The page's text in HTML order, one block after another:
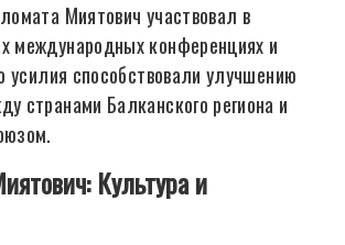
Миятович участвовал в
международных конференциях и
усилия способствовали улучшению
странами Балканского региона и
Культура и